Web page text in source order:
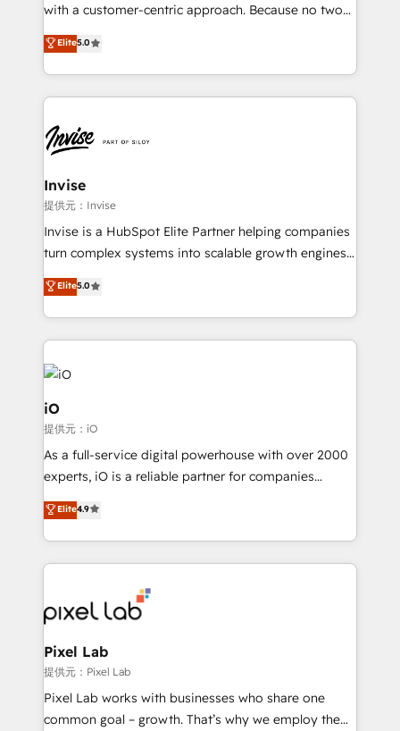
brings us to our mission; to effectively guide as
much Benelux companies as possible to be
with a customer-centric approach. Because no two
clients have the same needs, Quattro offer a
bespoke approach for every client. Services include
business growth strategies, sales enablement, CRM
set-up, Migrations, Integrations, Enterprise level
Ops Hub Software, inbound marketing strategy,
content strategies, branding, HubSpot CMS,
bespoke web apps and growth driven design
websites. Experienced in helping Global B2B
Manufacturers, Fintech, Professional Services, IT and
SaaS industries.
Elite5.0
Invise
提供元：Invise
Invise is a HubSpot Elite Partner helping companies
turn complex systems into scalable growth engines.
We combine strategy, technology and change
management to drive measurable results. As part of
the fast-growing Siloy Group, we unite more than
250+ HubSpot experts across Europe – ready to
build a CRM architecture optimized to support your
business goals. Talk to us if you’re looking to: -
Connect marketing, sales and operations around one
reliable source of truth - Unlock the full value of your
CRM and marketing data, not just implement a
system - Accelerate impact with a partner who
Elite5.0
iO
提供元：iO
As a full-service digital powerhouse with over 2000
experts, iO is a reliable partner for companies
looking to strengthen their position in the fields of
marketing, technology, content, strategy and
creation. iO combines in-depth knowledge on both
the marketing and technology end of HubSpot,
from end-to-end. Teams of marketing specialists,
developers, copywriters and designers work side by
side to meet the specific demands of every client
and project. Dedicated HubSpot teams combine all
skills for HubSpot projects from strategy to
implementation and training. Skilled in-house
Elite4.9
Pixel Lab
提供元：Pixel Lab
Pixel Lab works with businesses who share one
common goal – growth. That’s why we employ the